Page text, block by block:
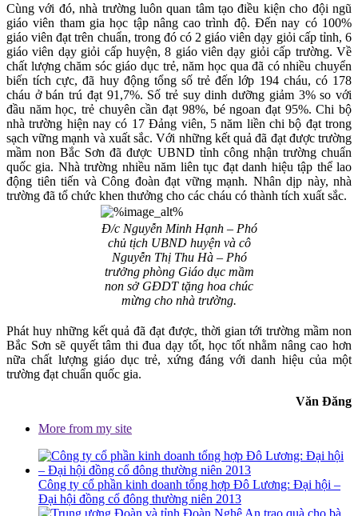
Cùng với đó, nhà trường luôn quan tâm tạo điều kiện cho đội ngũ
giáo viên tham gia học tập nâng cao trình độ. Đến nay có 100%
giáo viên đạt trên chuẩn, trong đó có 2 giáo viên dạy giỏi cấp tỉnh, 6
giáo viên dạy giỏi cấp huyện, 8 giáo viên dạy giỏi cấp trường. Về
chất lượng chăm sóc giáo dục trẻ, năm học qua đã có nhiều chuyển
biến tích cực, đã huy động tổng số trẻ đến lớp 194 cháu, có 178
cháu ở bán trú đạt 91,7%. Số trẻ suy dinh dưỡng giảm 3% so với
đầu năm học, trẻ chuyên cần đạt 98%, bé ngoan đạt 95%. Chi bộ
nhà trường hiện nay có 17 Đảng viên, 5 năm liền chi bộ đạt trong
sạch vững mạnh và xuất sắc. Với những kết quả đã đạt được trường
mầm non Bắc Sơn đã được UBND tỉnh công nhận trường chuẩn
quốc gia. Nhà trường nhiều năm liên tục đạt danh hiệu tập thể lao
động tiên tiến và Công đoàn đạt vững mạnh. Nhân dịp này, nhà
trường đã tổ chức khen thưởng cho các cháu có thành tích xuất sắc.
Đ/c Nguyễn Minh Hạnh – Phó
chủ tịch UBND huyện và cô
Nguyễn Thị Thu Hà – Phó
trưởng phòng Giáo dục mầm
non sở GĐDT tặng hoa chúc
mừng cho nhà trường.
Phát huy những kết quả đã đạt được, thời gian tới trường mầm non
Bắc Sơn sẽ quyết tâm thi đua dạy tốt, học tốt nhằm nâng cao hơn
nữa chất lượng giáo dục trẻ, xứng đáng với danh hiệu của một
trường đạt chuẩn quốc gia.
Văn Đăng
More from my site
Công ty cổ phần kinh doanh tổng hợp Đô Lương: Đại hội –
Đại hội đồng cổ đông thường niên 2013